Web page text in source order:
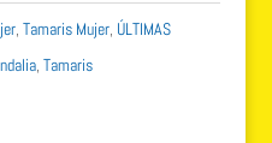
, Tamaris Mujer, ÚLTIMAS
, Tamaris